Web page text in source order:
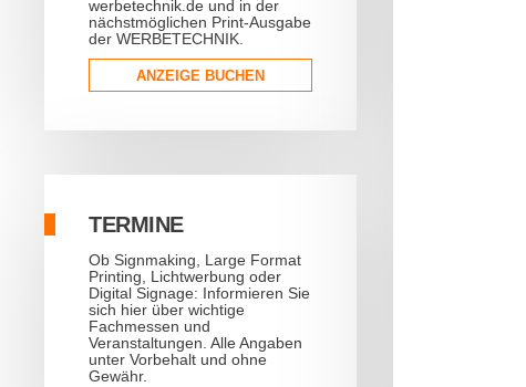
werbetechnik.de und in der
nächstmöglichen Print-Ausgabe
der WERBETECHNIK.
ANZEIGE BUCHEN
TERMINE
Ob Signmaking, Large Format
Printing, Lichtwerbung oder
Digital Signage: Informieren Sie
sich hier über wichtige
Fachmessen und
Veranstaltungen. Alle Angaben
unter Vorbehalt und ohne
Gewähr.